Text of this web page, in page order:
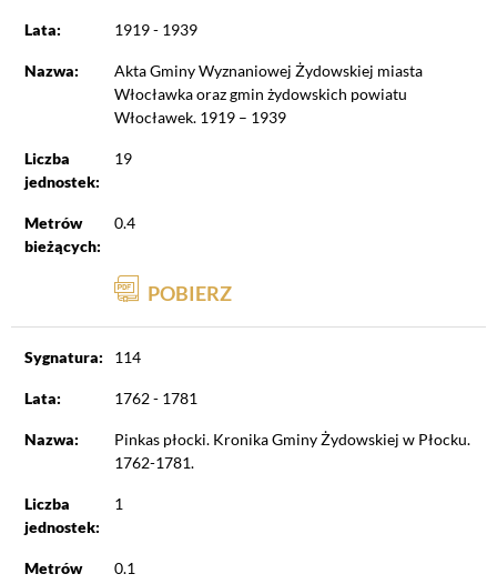
Lata: 1919 - 1939
Nazwa:
Akta Gminy Wyznaniowej Żydowskiej miasta
Włocławka oraz gmin żydowskich powiatu
Włocławek. 1919 – 1939
Liczba
jednostek:
19
Metrów
bieżących:
0.4
POBIERZ
Sygnatura: 114
Lata: 1762 - 1781
Nazwa:
Pinkas płocki. Kronika Gminy Żydowskiej w Płocku.
1762-1781.
Liczba
jednostek:
1
Metrów
0.1